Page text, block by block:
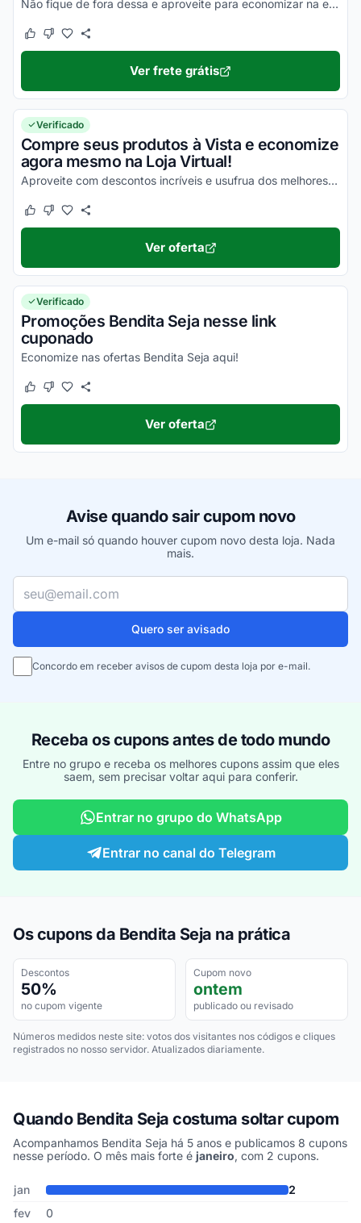
Não fique de fora dessa e aproveite para economizar na entrega de todos os seus produtos!
Este cupom funcionou
Este cupom não funcionou
Ver frete grátis
Verificado
Compre seus produtos à Vista e economize
agora mesmo na Loja Virtual!
Aproveite com descontos incríveis e usufrua dos melhores valores em todos os seus produtos!
Este cupom funcionou
Este cupom não funcionou
Ver oferta
Verificado
Promoções Bendita Seja nesse link
cuponado
Economize nas ofertas Bendita Seja aqui!
Este cupom funcionou
Este cupom não funcionou
Ver oferta
Avise quando sair cupom novo
Um e-mail só quando houver cupom novo desta loja. Nada
mais.
Quero ser avisado
Concordo em receber avisos de cupom desta loja por e-mail.
Receba os cupons antes de todo mundo
Entre no grupo e receba os melhores cupons assim que eles
saem, sem precisar voltar aqui para conferir.
Entrar no grupo do WhatsApp
Entrar no canal do Telegram
Os cupons da Bendita Seja na prática
Descontos
50%
no cupom vigente
Cupom novo
ontem
publicado ou revisado
Números medidos neste site: votos dos visitantes nos códigos e cliques
registrados no nosso servidor. Atualizados diariamente.
Quando Bendita Seja costuma soltar cupom
Acompanhamos Bendita Seja há 5 anos e publicamos 8 cupons
nesse período. O mês mais forte é janeiro, com 2 cupons.
Cupons de Bendita Seja publicados por mês, somando os últimos
Mês Cupons publicadosDesconto médio
jan
2
fev
0